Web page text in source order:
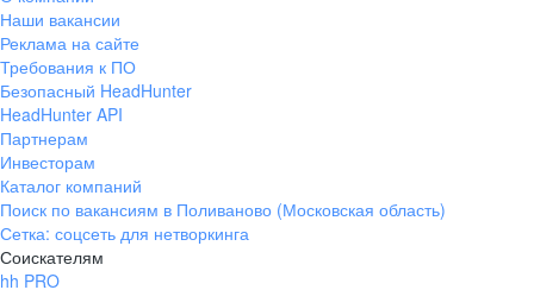
Наши вакансии
Реклама на сайте
Требования к ПО
Безопасный HeadHunter
HeadHunter API
Партнерам
Инвесторам
Каталог компаний
Поиск по вакансиям в Поливаново (Московская область)
Сетка: соцсеть для нетворкинга
Соискателям
hh PRO